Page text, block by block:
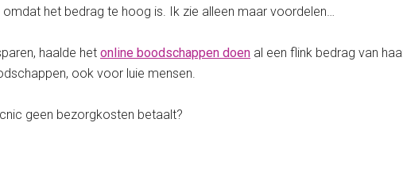
het bedrag te hoog is. Ik zie alleen maar voordelen…
haalde het online boodschappen doen al een flink bedrag van
ook voor luie mensen.
geen bezorgkosten betaalt?